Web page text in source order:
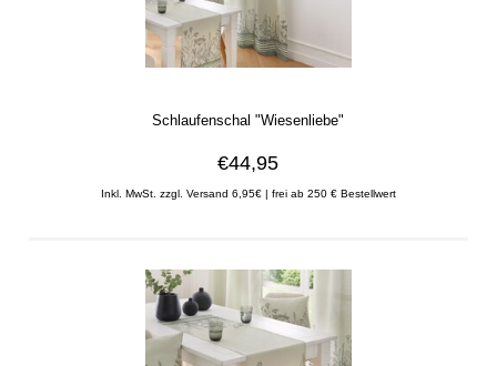
Schlaufenschal "Wiesenliebe"
€44,95
Inkl. MwSt. zzgl. Versand 6,95€ | frei ab 250 € Bestellwert